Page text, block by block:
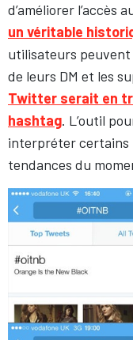
d’améliorer l’accès
un véritable
utilisateurs peuvent
de leurs DM et les
Twitter serait en
hashtag. L’outil
interpréter certains
tendances du